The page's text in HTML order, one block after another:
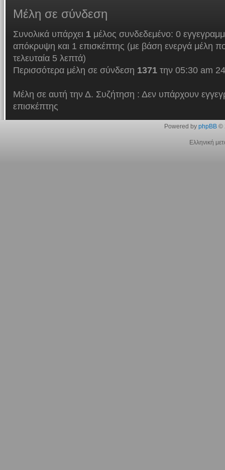
Μέλη σε σύνδεση
Συνολικά υπάρχει 1μέλος συνδεδεμένο: 0
απόκρυψη και 1 επισκέπτης (με βάση ενεργά μέλη
τελευταία 5 λεπτά)
Περισσότερα μέλη σε σύνδεση 1371την 05:30 am
Μέλη σε αυτή την Δ. Συζήτηση : Δεν υπάρχουν
επισκέπτης
Powered by phpBB©
Ελληνική